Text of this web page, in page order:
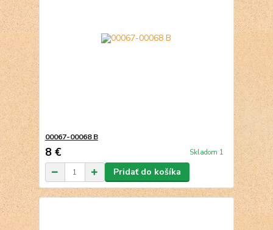
00067-00068 B
8 € Skladom 1
Pridať do košíka